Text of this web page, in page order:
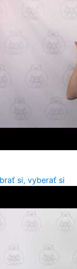
si, vyberať si